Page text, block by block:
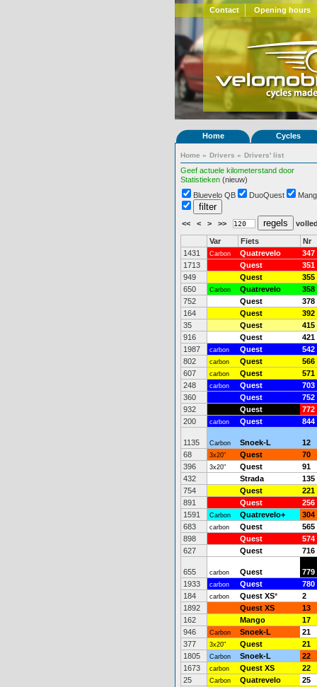
Contact Opening hours
Home Cycles
Home » Drivers » Drivers' list
Geef actuele kilometerstand door
Statistieken (nieuw)
Bluevelo QB
DuoQuest
<< < > >>
Var Fiets
Nr
1431
Carbon Quatrevelo
347
1713
Quest
351
949
Quest
355
650
Carbon Quatrevelo
358
752
Quest
378
164
Quest
392
35
Quest
415
916
Quest
421
1987
carbon Quest
542
802
carbon Quest
566
607
carbon Quest
571
248
carbon Quest
703
360
Quest
752
932
Quest
772
200
carbon Quest 844
1135 Carbon Snoek-L
12
68
3x20" Quest
70
396
3x20" Quest
91
432
Strada
135
754
Quest
221
891
Quest
256
1591
Carbon Quatrevelo+
304
683
carbon Quest
565
898
Quest
574
627
Quest 716
655 carbon Quest
779
1933
carbon Quest
780
184
carbon Quest XS*
2
1892
Quest XS
13
162
Mango
17
946
Carbon Snoek-L
21
377
3x20" Quest
21
1805
Carbon Snoek-L
22
1673
carbon Quest XS
22
25
Carbon Quatrevelo
25